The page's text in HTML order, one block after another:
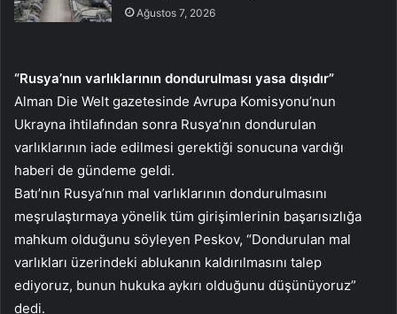
Ağustos 7, 2026
“Rusya’nın varlıklarının dondurulması yasa dışıdır”
Alman Die Welt gazetesinde Avrupa Komisyonu’nun
Ukrayna ihtilafından sonra Rusya’nın dondurulan
varlıklarının iade edilmesi gerektiği sonucuna vardığı
haberi de gündeme geldi.
Batı’nın Rusya’nın mal varlıklarının dondurulmasını
meşrulaştırmaya yönelik tüm girişimlerinin başarısızlığa
mahkum olduğunu söyleyen Peskov, “Dondurulan mal
varlıkları üzerindeki ablukanın kaldırılmasını talep
ediyoruz, bunun hukuka aykırı olduğunu düşünüyoruz”
dedi.